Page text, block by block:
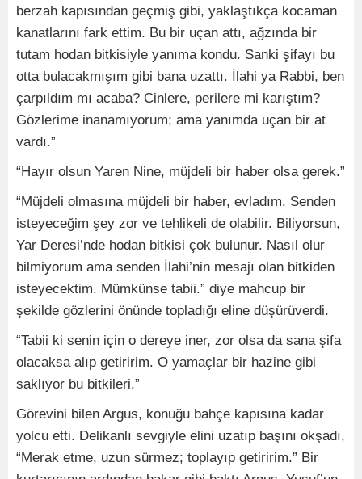
berzah kapısından geçmiş gibi, yaklaştıkça kocaman
kanatlarını fark ettim. Bu bir uçan attı, ağzında bir
tutam hodan bitkisiyle yanıma kondu. Sanki şifayı bu
otta bulacakmışım gibi bana uzattı. İlahi ya Rabbi, ben
çarpıldım mı acaba? Cinlere, perilere mi karıştım?
Gözlerime inanamıyorum; ama yanımda uçan bir at
vardı.”
“Hayır olsun Yaren Nine, müjdeli bir haber olsa gerek.”
“Müjdeli olmasına müjdeli bir haber, evladım. Senden
isteyeceğim şey zor ve tehlikeli de olabilir. Biliyorsun,
Yar Deresi’nde hodan bitkisi çok bulunur. Nasıl olur
bilmiyorum ama senden İlahi’nin mesajı olan bitkiden
isteyecektim. Mümkünse tabii.” diye mahcup bir
şekilde gözlerini önünde topladığı eline düşürüverdi.
“Tabii ki senin için o dereye iner, zor olsa da sana şifa
olacaksa alıp getiririm. O yamaçlar bir hazine gibi
saklıyor bu bitkileri.”
Görevini bilen Argus, konuğu bahçe kapısına kadar
yolcu etti. Delikanlı sevgiyle elini uzatıp başını okşadı,
“Merak etme, uzun sürmez; toplayıp getiririm.” Bir